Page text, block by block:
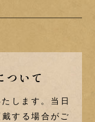
ついて
します。 当日
する場合がご